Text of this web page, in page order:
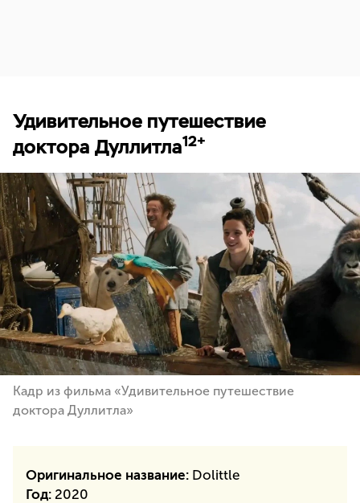
Удивительное путешествие
доктора Дуллитла12+
Кадр из фильма «Удивительное путешествие
доктора Дуллитла»
Оригинальное название: Dolittle
Год: 2020